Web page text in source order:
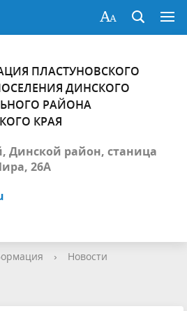
ПЛАСТУНОВСКОГО
ДИНСКОГО
РАЙОНА
КРАЯ
Динской район, станица
26А
› Новости